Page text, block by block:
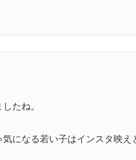
たね。
になる若い子はインスタ映